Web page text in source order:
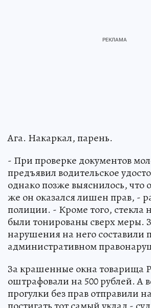
Ага. Накаркал, парень.
- При проверке документов
предъявил водительское
однако позже выяснилось, что
же он оказался лишен прав, -
полиции. - Кроме того, стекла
были тонированы сверх меры.
нарушения на него составили
административном
За крашенные окна товарища
оштрафовали на 500 рублей. А
прогулки без прав отправили